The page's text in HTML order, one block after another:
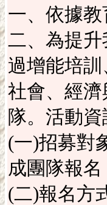
一、依據教
二、為提
過增能培
社會、經
隊。活動
(一)招募對
成團隊報
(二)報名方